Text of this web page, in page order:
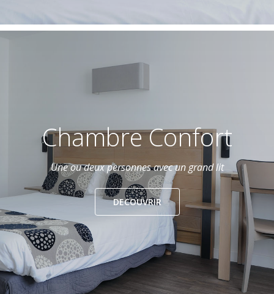
Chambre Confort
Une ou deux personnes avec un grand lit
DECOUVRIR